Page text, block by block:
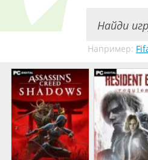
Например: